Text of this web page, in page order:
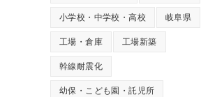
小学校・中学校・高校 岐阜県
工場・倉庫 工場新築
幹線耐震化
幼保・こども園・託児所